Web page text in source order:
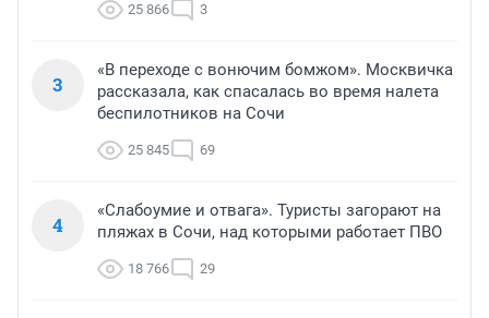
25 866 3
3
«В переходе с вонючим бомжом». Москвичка
рассказала, как спасалась во время налета
беспилотников на Сочи
25 845 69
4
«Слабоумие и отвага». Туристы загорают на
пляжах в Сочи, над которыми работает ПВО
18 766 29